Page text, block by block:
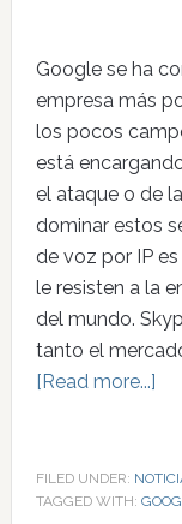
Google se ha
empresa más
los pocos
está
el ataque o de
dominar estos
de voz por IP
le resisten a la
del mundo.
tanto el
[Read more...]
FILED UNDER:
TAGGED WITH: